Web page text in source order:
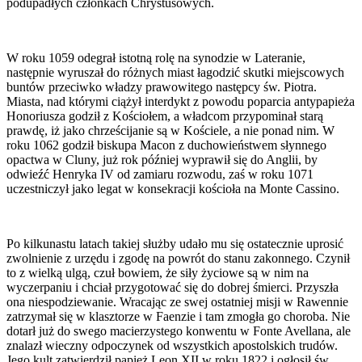
W roku 1059 odegrał istotną rolę na synodzie w Lateranie,
następnie wyruszał do różnych miast łagodzić skutki miejscowych
buntów przeciwko władzy prawowitego następcy św. Piotra.
Miasta, nad którymi ciążył interdykt z powodu poparcia antypapieża
Honoriusza godził z Kościołem, a władcom przypominał starą
prawdę, iż jako chrześcijanie są w Kościele, a nie ponad nim. W
roku 1062 godził biskupa Macon z duchowieństwem słynnego
opactwa w Cluny, już rok później wyprawił się do Anglii, by
odwieźć Henryka IV od zamiaru rozwodu, zaś w roku 1071
uczestniczył jako legat w konsekracji kościoła na Monte Cassino.
Po kilkunastu latach takiej służby udało mu się ostatecznie uprosić
zwolnienie z urzędu i zgodę na powrót do stanu zakonnego. Czynił
to z wielką ulgą, czuł bowiem, że siły życiowe są w nim na
wyczerpaniu i chciał przygotować się do dobrej śmierci. Przyszła
ona niespodziewanie. Wracając ze swej ostatniej misji w Rawennie
zatrzymał się w klasztorze w Faenzie i tam zmogła go choroba. Nie
dotarł już do swego macierzystego konwentu w Fonte Avellana, ale
znalazł wieczny odpoczynek od wszystkich apostolskich trudów.